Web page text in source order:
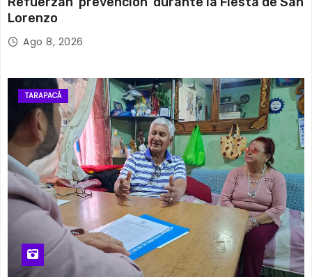
Lorenzo
Ago 8, 2026
TARAPACÁ